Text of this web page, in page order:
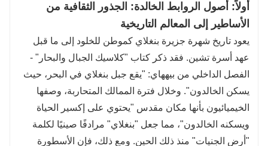
أولاً: أصول الروابط الخالدة: الجذور الثقافية من
الأساطير إلى المعالم التاريخية
يعود تاريخ شهرة جزيرة بنغلاي كموطن للخلود إلى ما قبل
عهد أسرة تشين. فقد ذكر كتاب "كلاسيك الجبال والبحار" -
الفصل الداخلي من بيههاي: "يقع جبل بنغلاي في البحر، حيث
يسكن الخالدون". وخلال فترة الممالك المتحاربة، وصفها
الخيميائيون بأنها مكان مقدس "يحتوي على إكسير الحياة
ويسكنه الخالدون"، مما جعل "بنغلاي" مرادفًا صينيًا لكلمة
"أرض الجنيات" منذ ذلك الحين. ومع ذلك، فإن الأسطورة